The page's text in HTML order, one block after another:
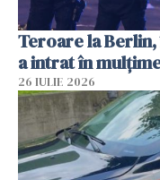
Teroare la
a intrat în
26 IULIE 2026